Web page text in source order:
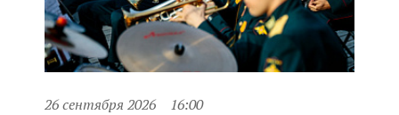
26 сентября 2026 16:00